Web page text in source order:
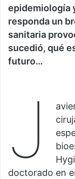
epidemiología
responda un
sanitaria
sucedió, qué
futuro…
J
doctorado en